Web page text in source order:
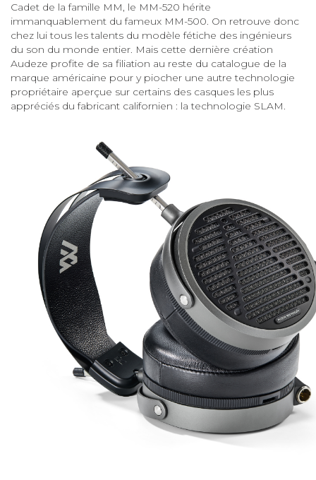
Cadet de la famille MM, le MM-520 hérite
immanquablement du fameux MM-500. On retrouve donc
chez lui tous les talents du modèle fétiche des ingénieurs
du son du monde entier. Mais cette dernière création
Audeze profite de sa filiation au reste du catalogue de la
marque américaine pour y piocher une autre technologie
propriétaire aperçue sur certains des casques les plus
appréciés du fabricant californien : la technologie SLAM.